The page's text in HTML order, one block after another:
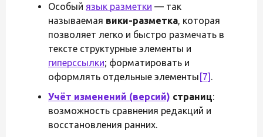
Особый язык разметки — так
называемая вики-разметка, которая
позволяет легко и быстро размечать в
тексте структурные элементы и
гиперссылки; форматировать и
оформлять отдельные элементы [7] .
Учёт изменений (версий) страниц:
возможность сравнения редакций и
восстановления ранних.